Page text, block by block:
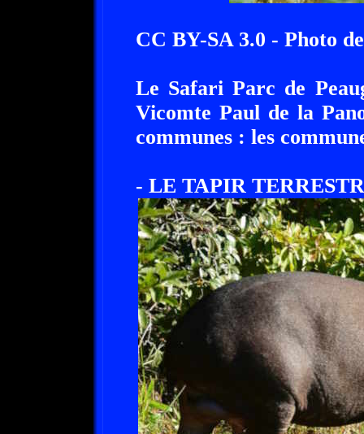
CC BY-SA 3.0 - Photo
Le Safari Parc de
Vicomte Paul de la
communes : les
- LE TAPIR